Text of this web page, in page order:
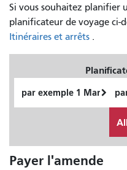
Si vous souhaitez planifier
planificateur de voyage ci-
Itinéraires et arrêts .
de
final
Payer l'amende